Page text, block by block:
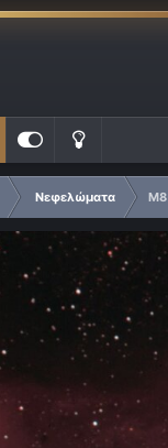
Νεφελώματα
M8